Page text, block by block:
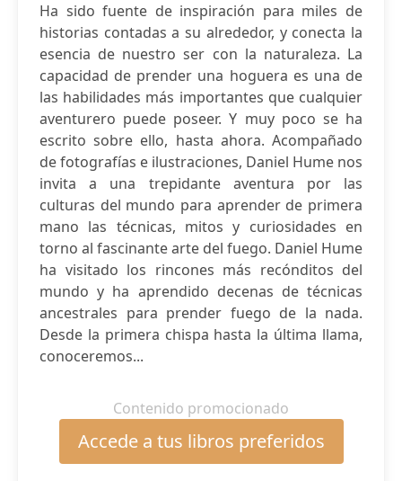
Ha sido fuente de inspiración para miles de
historias contadas a su alrededor, y conecta la
esencia de nuestro ser con la naturaleza. La
capacidad de prender una hoguera es una de
las habilidades más importantes que cualquier
aventurero puede poseer. Y muy poco se ha
escrito sobre ello, hasta ahora. Acompañado
de fotografías e ilustraciones, Daniel Hume nos
invita a una trepidante aventura por las
culturas del mundo para aprender de primera
mano las técnicas, mitos y curiosidades en
torno al fascinante arte del fuego. Daniel Hume
ha visitado los rincones más recónditos del
mundo y ha aprendido decenas de técnicas
ancestrales para prender fuego de la nada.
Desde la primera chispa hasta la última llama,
conoceremos...
Contenido promocionado
Accede a tus libros preferidos